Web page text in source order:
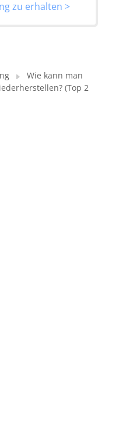
zu erhalten >
Wie kann man
(Top 2